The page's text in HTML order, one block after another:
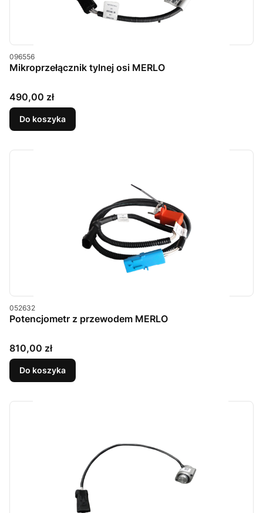
Kod produktu
096556
Mikroprzełącznik tylnej osi MERLO
Cena
490,00 zł
Do koszyka
Kod produktu
052632
Potencjometr z przewodem MERLO
Cena
810,00 zł
Do koszyka